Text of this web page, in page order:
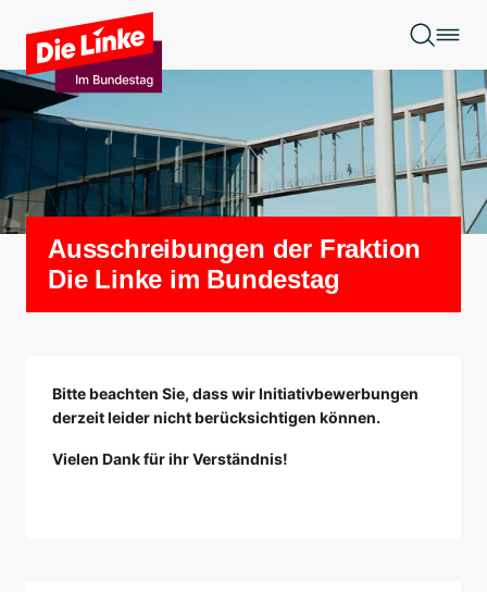
Zum Hauptinhalt springen
Ausschreibungen der Fraktion
Die Linke im Bundestag
Bitte beachten Sie, dass wir Initiativbewerbungen
derzeit leider nicht berücksichtigen können.
Vielen Dank für ihr Verständnis!